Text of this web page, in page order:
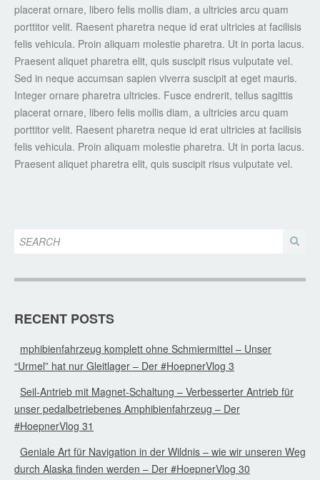
placerat ornare, libero felis mollis diam, a ultricies arcu quam
porttitor velit. Raesent pharetra neque id erat ultricies at facilisis
felis vehicula. Proin aliquam molestie pharetra. Ut in porta lacus.
Praesent aliquet pharetra elit, quis suscipit risus vulputate vel.
Sed in neque accumsan sapien viverra suscipit at eget mauris.
Integer ornare pharetra ultricies. Fusce endrerit, tellus sagittis
placerat ornare, libero felis mollis diam, a ultricies arcu quam
porttitor velit. Raesent pharetra neque id erat ultricies at facilisis
felis vehicula. Proin aliquam molestie pharetra. Ut in porta lacus.
Praesent aliquet pharetra elit, quis suscipit risus vulputate vel.
RECENT POSTS
mphibienfahrzeug komplett ohne Schmiermittel – Unser
“Urmel” hat nur Gleitlager – Der #HoepnerVlog 3
Seil-Antrieb mit Magnet-Schaltung – Verbesserter Antrieb für
unser pedalbetriebenes Amphibienfahrzeug – Der
#HoepnerVlog 31
Geniale Art für Navigation in der Wildnis – wie wir unseren Weg
durch Alaska finden werden – Der #HoepnerVlog 30